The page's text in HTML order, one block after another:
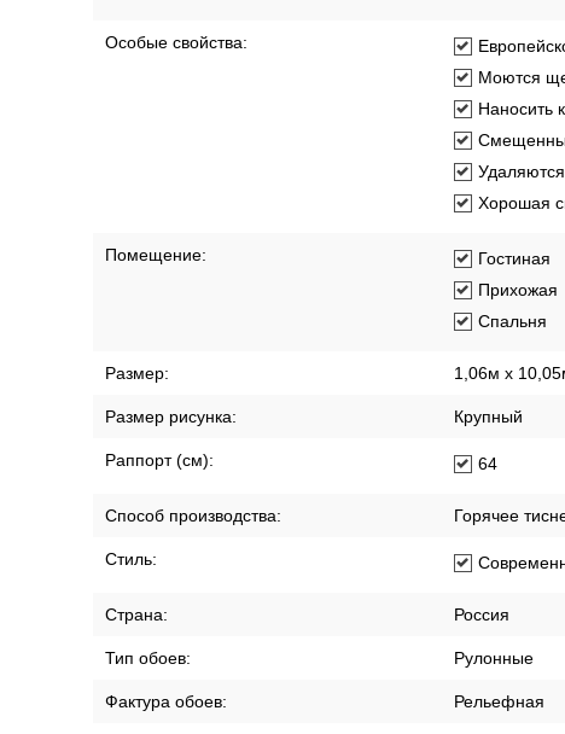
Особые свойства:
Моются
Наносить
Удаляются
Хорошая
Помещение:
Гостиная
Прихожая
Спальня
Размер: 1,06м х
Размер рисунка: Крупный
Раппорт (см): 64
Способ производства: Горячее
Стиль:
Страна: Россия
Тип обоев: Рулонные
Фактура обоев: Рельефная